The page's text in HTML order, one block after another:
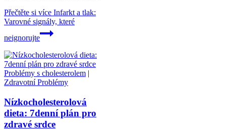
Přečtěte si více Infarkt a tlak:
Varovné signály, které
neignorujte
Problémy s cholesterolem |
Zdravotní Problémy
Nízkocholesterolová
dieta: 7denní plán pro
zdravé srdce